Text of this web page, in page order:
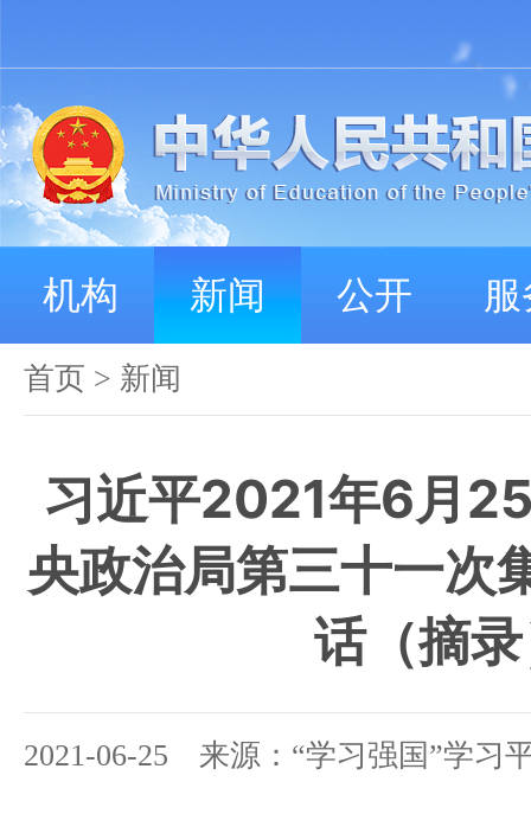
机构 新闻 公开
首页 > 新闻
习近平2021年6月
央政治局第三十一次
话（摘
2021-06-25 来源：“学习强国”学习